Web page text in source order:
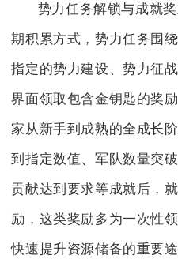
势力任务解锁与成就
期积累方式，势力任务围
指定的势力建设、势力征
界面领取包含金钥匙的奖
家从新手到成熟的全成长
到指定数值、军队数量突
贡献达到要求等成就后，
励，这类奖励多为一次性
快速提升资源储备的重要途